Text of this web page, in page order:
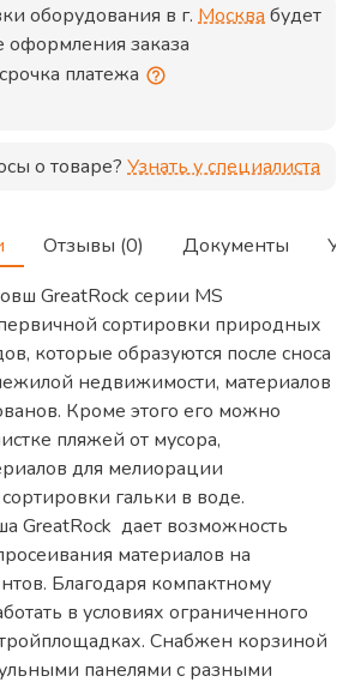
оборудования в г. Москвабудет
оформления заказа
платежа
о товаре? Узнать у специалиста
Отзывы (0) Документы
GreatRock серии MS
первичной сортировки природных
которые образуются после сноса
недвижимости, материалов
Кроме этого его можно
пляжей от мусора,
для мелиорации
гальки в воде.
GreatRock дает возможность
материалов на
Благодаря компактному
в условиях ограниченного
Снабжен корзиной
панелями с разными